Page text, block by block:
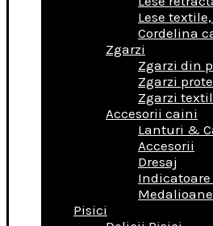
Lese
Cordelina
Zgarzi
Zgarzi din
Zgarzi
Zgarzi
Accesorii caini
Lanturi &
Accesorii
Dresaj
Indicatoare
Pisici